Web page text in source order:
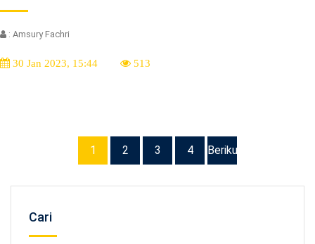
: Amsury Fachri
30 Jan 2023, 15:44 513
1 2 3 4 Berikutnya
Cari